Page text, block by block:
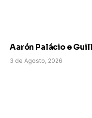
Aarón Palácio e
3 de Agosto, 2026